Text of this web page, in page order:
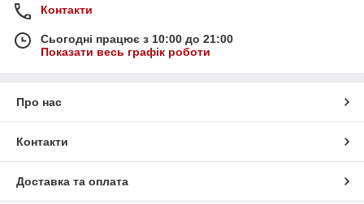
Контакти
Сьогодні працює з 10:00 до 21:00
Показати весь графік роботи
Про нас
Контакти
Доставка та оплата